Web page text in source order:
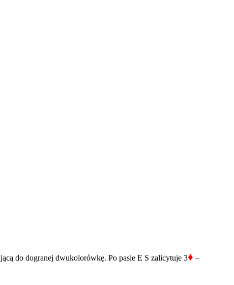
do dogranej dwukolorówkę. Po pasie E S zalicytuje 3♦ –